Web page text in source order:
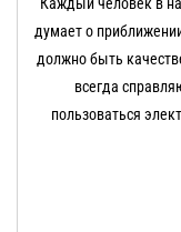
думает о
должно быть
всегда
пользоваться